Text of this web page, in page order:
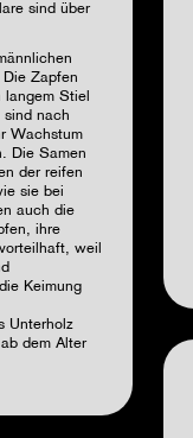
sind über
Die Zapfen
Stiel
sind nach
Wachstum
Die Samen
der reifen
sie bei
auch die
ihre
weil
Keimung
Unterholz
dem Alter